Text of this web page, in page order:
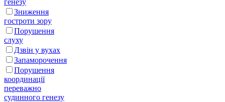
генезу
Зниження
гостроти зору
Порушення
слуху
Дзвін у вухах
Запаморочення
Порушення
координації
переважно
судинного генезу